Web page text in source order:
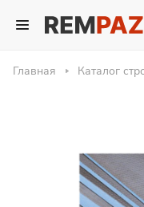
Главная Каталог